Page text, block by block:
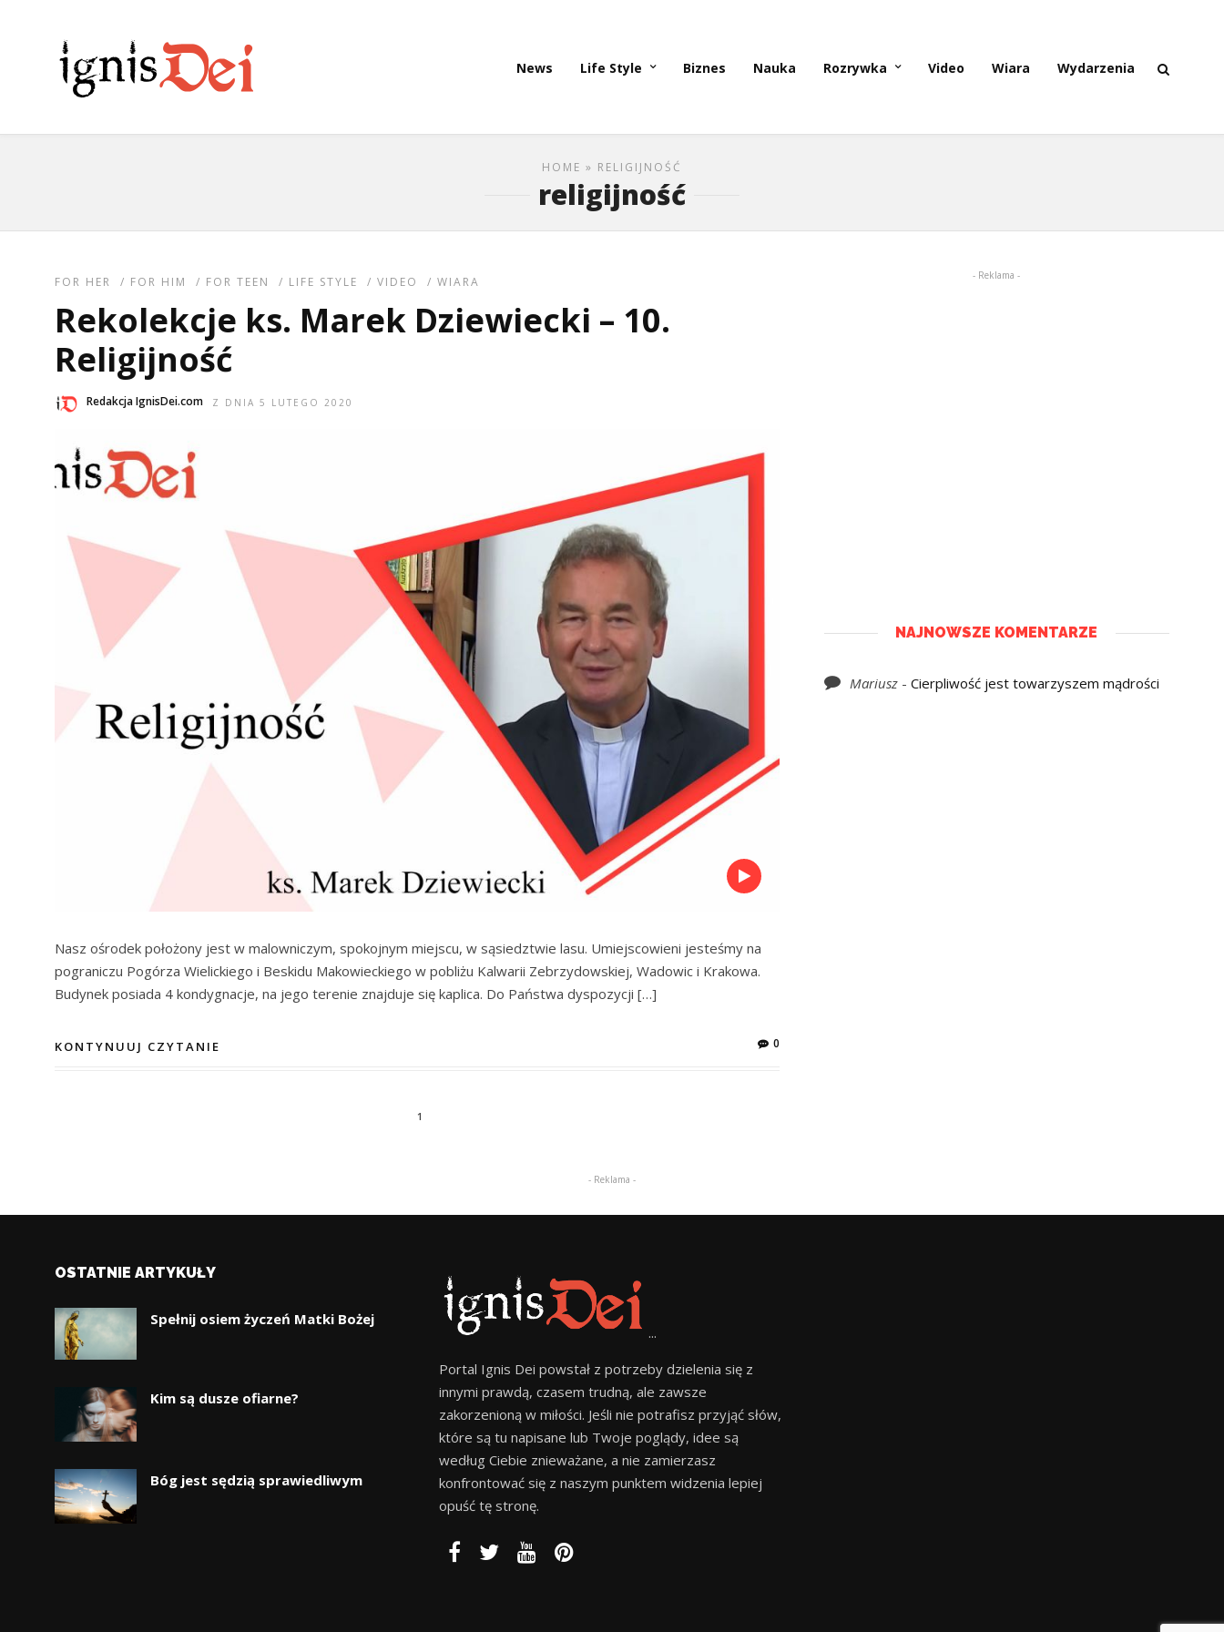
News Life Style Biznes Nauka Rozrywka Video Wiara Wydarzenia
HOME » RELIGIJNOŚĆ
religijność
FOR HER / FOR HIM / FOR TEEN / LIFE STYLE / VIDEO / WIARA
Rekolekcje ks. Marek Dziewiecki – 10.
Religijność
Redakcja IgnisDei.com Z DNIA 5 LUTEGO 2020
Nasz ośrodek położony jest w malowniczym, spokojnym miejscu, w sąsiedztwie lasu. Umiejscowieni jesteśmy na
pograniczu Pogórza Wielickiego i Beskidu Makowieckiego w pobliżu Kalwarii Zebrzydowskiej, Wadowic i Krakowa.
Budynek posiada 4 kondygnacje, na jego terenie znajduje się kaplica. Do Państwa dyspozycji […]
KONTYNUUJ CZYTANIE 0
1
- Reklama -
NAJNOWSZE KOMENTARZE
Mariusz- Cierpliwość jest towarzyszem mądrości
- Reklama -
OSTATNIE ARTYKUŁY
Spełnij osiem życzeń Matki Bożej
Kim są dusze ofiarne?
Bóg jest sędzią sprawiedliwym
...
Portal Ignis Dei powstał z potrzeby dzielenia się z
innymi prawdą, czasem trudną, ale zawsze
zakorzenioną w miłości. Jeśli nie potrafisz przyjąć słów,
które są tu napisane lub Twoje poglądy, idee są
według Ciebie znieważane, a nie zamierzasz
konfrontować się z naszym punktem widzenia lepiej
opuść tę stronę.